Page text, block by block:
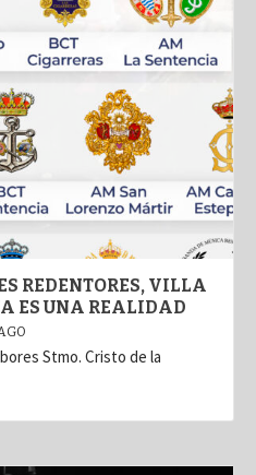
REDENTORES, VILLA
ES UNA REALIDAD
Stmo. Cristo de la